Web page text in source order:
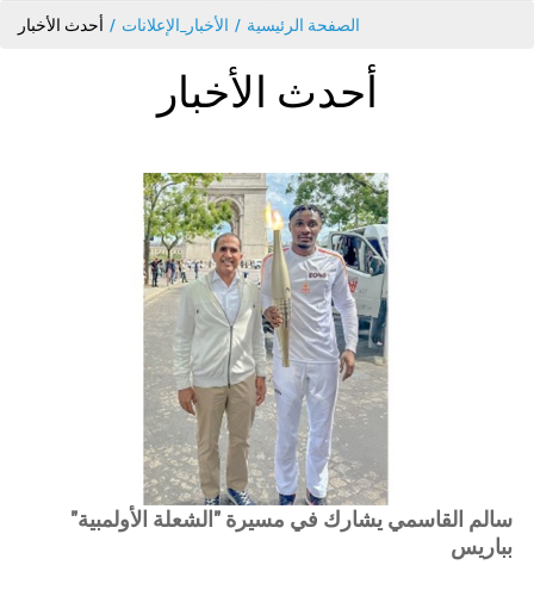
الصفحة الرئيسية الأخبار_الإعلانات أحدث الأخبار
أحدث الأخبار
سالم القاسمي يشارك في مسيرة "الشعلة الأولمبية"
بباريس